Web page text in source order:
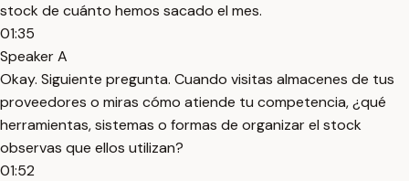
stock de cuánto hemos sacado el mes.
01:35
Speaker A
Okay. Siguiente pregunta. Cuando visitas almacenes de tus
proveedores o miras cómo atiende tu competencia, ¿qué
herramientas, sistemas o formas de organizar el stock
observas que ellos utilizan?
01:52